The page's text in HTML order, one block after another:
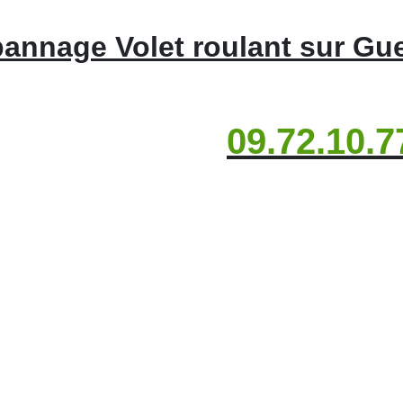
Volet roulant sur